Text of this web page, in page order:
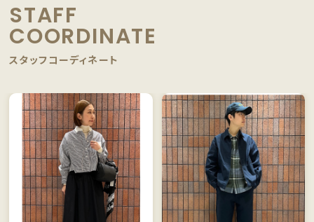
STAFF
COORDINATE
スタッフコーディネート